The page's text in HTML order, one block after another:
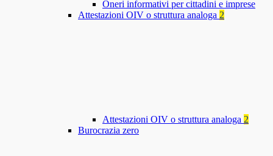
Oneri informativi per cittadini e imprese
Attestazioni OIV o struttura analoga 2
Attestazioni OIV o struttura analoga 2
Burocrazia zero